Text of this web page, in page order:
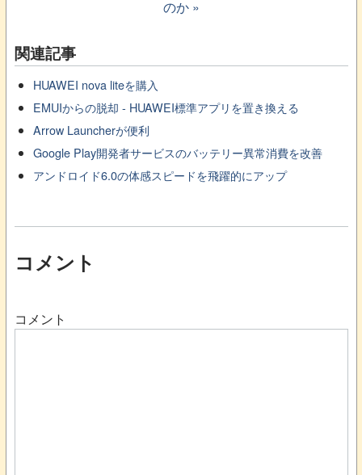
のか »
関連記事
HUAWEI nova liteを購入
EMUIからの脱却 - HUAWEI標準アプリを置き換える
Arrow Launcherが便利
Google Play開発者サービスのバッテリー異常消費を改善
アンドロイド6.0の体感スピードを飛躍的にアップ
コメント
コメント